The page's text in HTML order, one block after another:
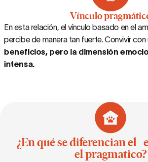
Vínculo
En esta relación, el vínculo basado en el
percibe de manera tan fuerte. Convivir con
beneficios, pero la dimensión
intensa.
¿En qué se diferencian el
el pragmatico?